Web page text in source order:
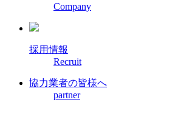
Company
採用情報
Recruit
協力業者の皆様へ
partner